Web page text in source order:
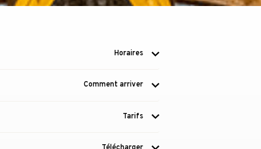
Horaires
Comment arriver
Tarifs